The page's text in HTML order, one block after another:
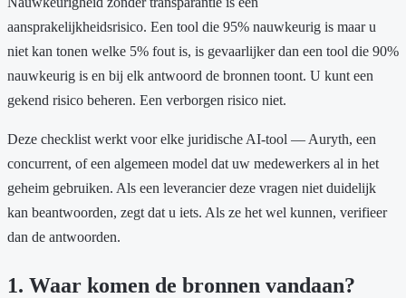
aansprakelijkheidsrisico. Een tool die 95% nauwkeurig is maar u
niet kan tonen welke 5% fout is, is gevaarlijker dan een tool die 90%
nauwkeurig is en bij elk antwoord de bronnen toont. U kunt een
gekend risico beheren. Een verborgen risico niet.
Deze checklist werkt voor elke juridische AI-tool — Auryth, een
concurrent, of een algemeen model dat uw medewerkers al in het
geheim gebruiken. Als een leverancier deze vragen niet duidelijk
kan beantwoorden, zegt dat u iets. Als ze het wel kunnen, verifieer
dan de antwoorden.
1. Waar komen de bronnen vandaan?